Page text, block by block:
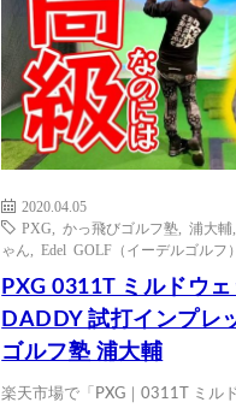
2020.04.05
PXG
,かっ飛びゴルフ塾 ,浦大輔
ゃん
,Edel GOLF（イーデルゴルフ）
PXG 0311T ミルドウ
DADDY 試打インプレ
ゴルフ塾 浦大輔
楽天市場で「PXG｜0311T ミル